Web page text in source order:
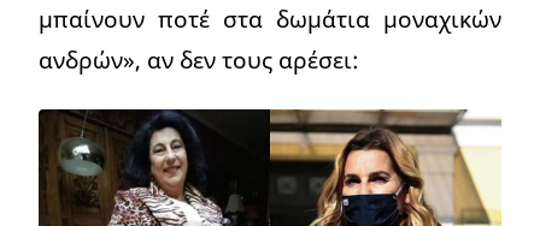
μπαίνουν ποτέ στα δωμάτια μοναχικών
ανδρών», αν δεν τους αρέσει: